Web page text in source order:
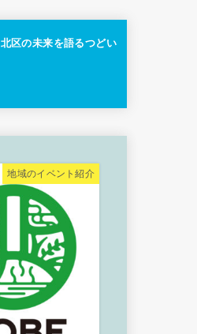
北区の未来を語るつどい
地域のイベント紹介